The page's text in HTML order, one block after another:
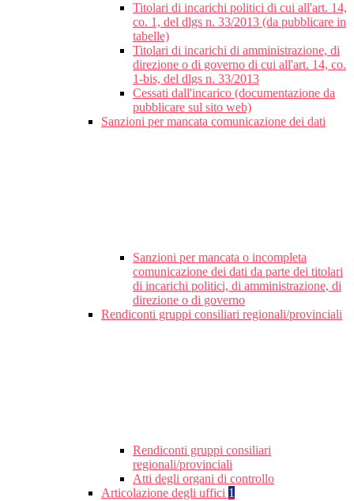
Titolari di incarichi politici di cui all'art. 14,
co. 1, del dlgs n. 33/2013 (da pubblicare in
tabelle)
Titolari di incarichi di amministrazione, di
direzione o di governo di cui all'art. 14, co.
1-bis, del dlgs n. 33/2013
Cessati dall'incarico (documentazione da
pubblicare sul sito web)
Sanzioni per mancata comunicazione dei dati
Sanzioni per mancata o incompleta
comunicazione dei dati da parte dei titolari
di incarichi politici, di amministrazione, di
direzione o di governo
Rendiconti gruppi consiliari regionali/provinciali
Rendiconti gruppi consiliari
regionali/provinciali
Atti degli organi di controllo
Articolazione degli uffici 1